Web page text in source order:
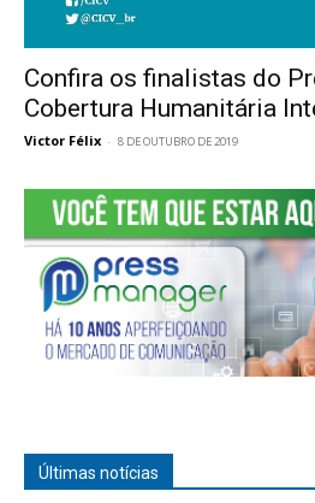
Confira os finalistas do
Cobertura Humanitária
Victor Félix - 8 DE OUTUBRO DE 2019
Últimas notícias